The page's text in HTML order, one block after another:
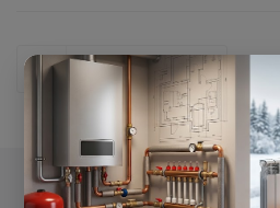
Назад к списку
Компания